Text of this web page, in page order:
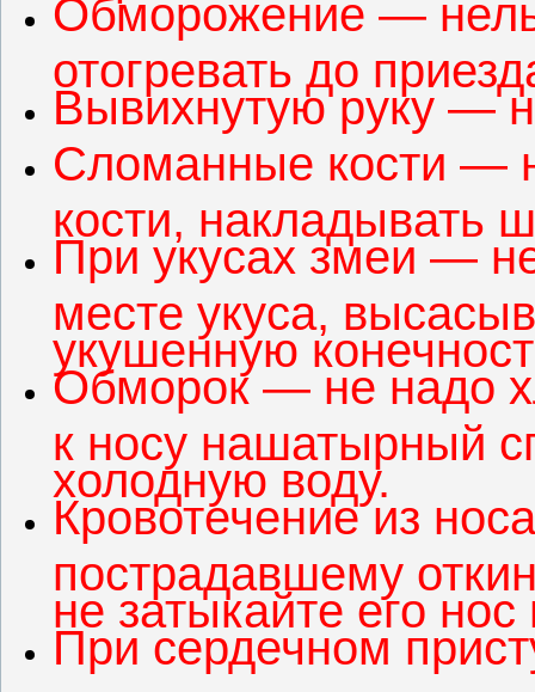
Обморожение —
отогревать до
Вывихнутую руку —
Сломанные кости —
кости, накладывать
При укусах змеи —
месте укуса,
укушенную
Обморок — не надо
к носу нашатырный
холодную воду.
Кровотечение из
пострадавшему
не затыкайте его нос
При сердечном